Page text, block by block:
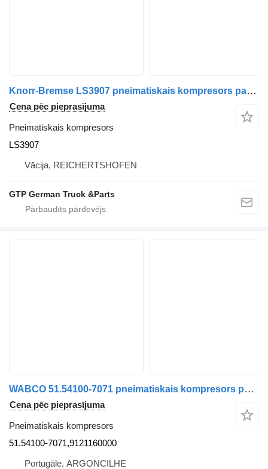
Knorr-Bremse LS3907 pneimatiskais kompresors paredzēts MAN TGA TGX TGS kravas automašīnas
Cena pēc pieprasījuma
Pneimatiskais kompresors
LS3907
Vācija, REICHERTSHOFEN
GTP German Truck &Parts
WABCO 51.54100-7071 pneimatiskais kompresors paredzēts MAN TGA | 00 kravas automašīnas
Cena pēc pieprasījuma
Pneimatiskais kompresors
51.54100-7071,9121160000
Portugāle, ARGONCILHE